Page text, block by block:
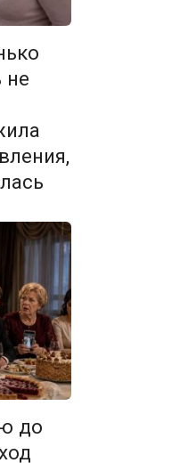
не
до